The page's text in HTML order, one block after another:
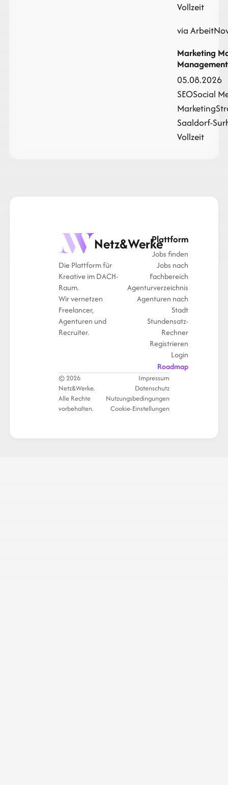
Vollzeit
via
Marketing
Management
05.08.2026
SEOSocial
Marketing
Saaldorf-
Vollzeit
Netz&Werke
Die Plattform für
Kreative im DACH-
Raum.
Wir vernetzen
Freelancer,
Agenturen und
Recruiter.
Plattform
Jobs finden
Jobs nach
Fachbereich
Agenturverzeichnis
Agenturen nach
Stadt
Stundensatz-
Rechner
Registrieren
Login
Roadmap
© 2026
Netz&Werke.
Alle Rechte
vorbehalten.
Impressum
Datenschutz
Nutzungsbedingungen
Cookie-Einstellungen